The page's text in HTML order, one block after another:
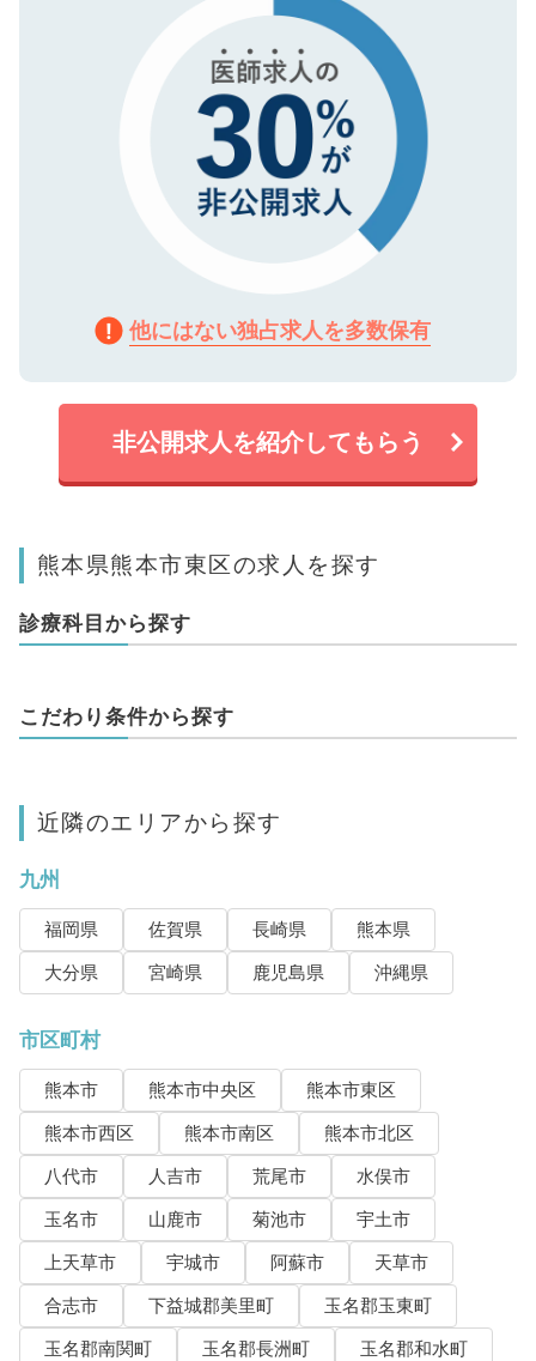
他にはない独占求人を多数保有
非公開求人を紹介してもらう
熊本県熊本市東区の求人を探す
診療科目から探す
こだわり条件から探す
近隣のエリアから探す
九州
福岡県 佐賀県 長崎県
熊本県
大分県
宮崎県 鹿児島県 沖縄県
市区町村
熊本市 熊本市中央区
熊本市東区
熊本市西区
熊本市南区
熊本市北区
八代市
人吉市 荒尾市
水俣市
玉名市
山鹿市 菊池市
宇土市
上天草市
宇城市 阿蘇市
天草市
合志市
下益城郡美里町
玉名郡玉東町
玉名郡南関町
玉名郡長洲町
玉名郡和水町